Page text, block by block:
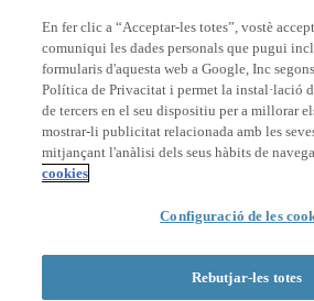
Membre de
Acreditacions
© 2026 La Salle Campus Barcelona -
Formulari de cerca
En fer clic a “Acceptar-les totes”, vostè
comuniqui les dades personals que pugui
formularis d'aquesta web a Google, Inc
Política de Privacitat i permet la instal·lació
de tercers en el seu dispositiu per a millorar
mostrar-li publicitat relacionada amb les
mitjançant l'anàlisi dels seus hàbits de
cookies
Configuració de les
Rebutjar-les totes